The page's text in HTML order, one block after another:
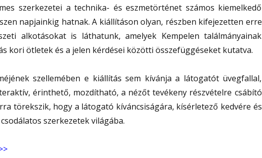
szerkezetei a technika- és eszmetörténet számos kiemelkedő
napjainkig hatnak. A kiállításon olyan, részben kifejezetten erre
alkotásokat is láthatunk, amelyek Kempelen találmányainak
kori ötletek és a jelen kérdései közötti összefüggéseket kutatva.
szellemében e kiállítás sem kívánja a látogatót üvegfallal,
érinthető, mozdítható, a nézőt tevékeny részvételre csábító
törekszik, hogy a látogató kíváncsiságára, kísérletező kedvére és
szerkezetek világába.